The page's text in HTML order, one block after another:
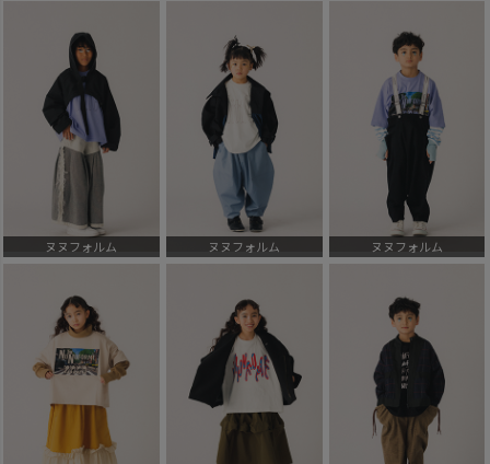
ヌヌフォルム ヌヌフォルム ヌヌフォルム